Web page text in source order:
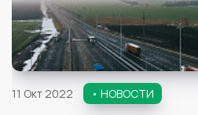
11 Окт 2022 • НОВОСТИ